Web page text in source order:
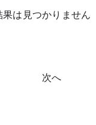
果は見つかりません
次へ